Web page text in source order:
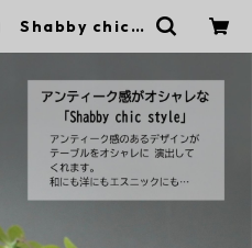
Shabby chic s